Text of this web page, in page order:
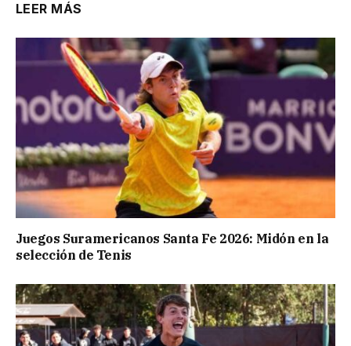
LEER MÁS
Juegos Suramericanos Santa Fe 2026: Midón en la
selección de Tenis